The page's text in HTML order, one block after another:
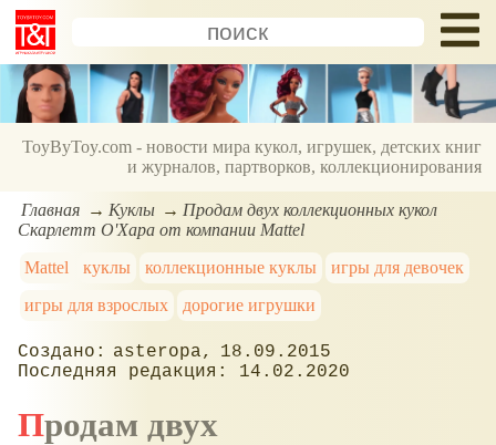
ToyByToy.com - новости мира кукол, игрушек, детских книг
и журналов, партворков, коллекционирования
Главная Куклы
Продам двух коллекционных кукол
Скарлетт О'Хара от компании Mattel
Mattel
куклы коллекционные куклы
игры для девочек
игры для взрослых
дорогие игрушки
asteropa
18.09.2015
14.02.2020
Продам двух